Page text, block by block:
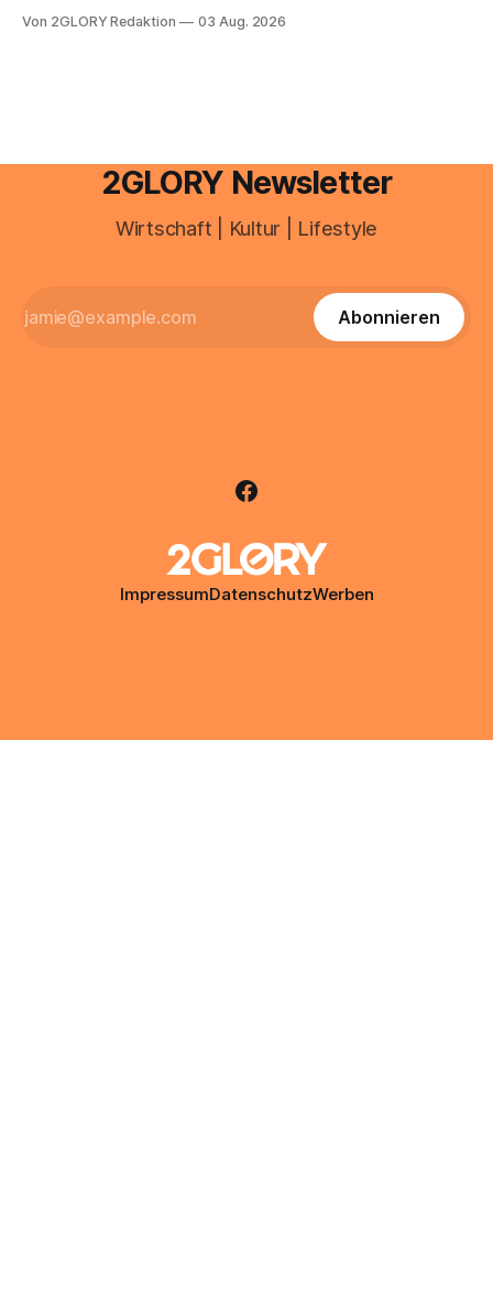
ist längst ein ernstzunehmender Wirtschaftszweig. Weltweit
Von 2GLORY Redaktion 03 Aug. 2026
2GLORY Newsletter
Wirtschaft | Kultur | Lifestyle
Abonnieren
ImpressumDatenschutzWerben